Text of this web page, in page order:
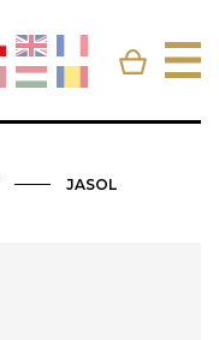
JASOL